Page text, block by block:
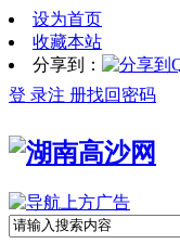
设为首页
收藏本站
分享到：
登 录注 册找回密码